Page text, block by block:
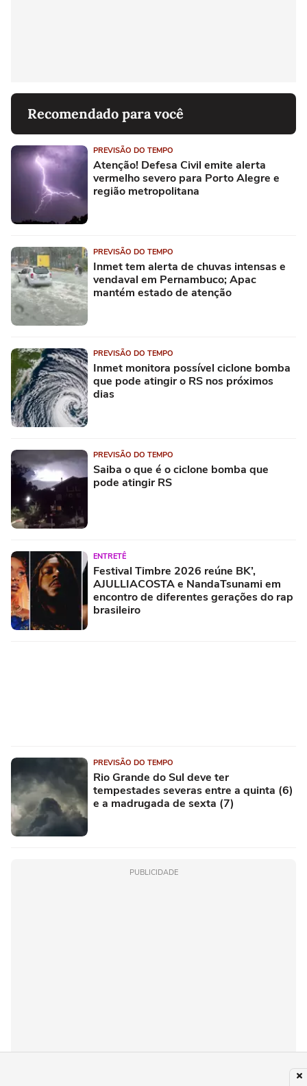
Recomendado para você
PREVISÃO DO TEMPO
Atenção! Defesa Civil emite alerta
vermelho severo para Porto Alegre e
região metropolitana
PREVISÃO DO TEMPO
Inmet tem alerta de chuvas intensas e
vendaval em Pernambuco; Apac
mantém estado de atenção
PREVISÃO DO TEMPO
Inmet monitora possível ciclone bomba
que pode atingir o RS nos próximos
dias
PREVISÃO DO TEMPO
Saiba o que é o ciclone bomba que
pode atingir RS
ENTRETÊ
Festival Timbre 2026 reúne BK’,
AJULLIACOSTA e NandaTsunami em
encontro de diferentes gerações do rap
brasileiro
PREVISÃO DO TEMPO
Rio Grande do Sul deve ter
tempestades severas entre a quinta (6)
e a madrugada de sexta (7)
PUBLICIDADE